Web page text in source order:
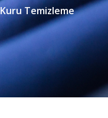
Kuru Temizleme